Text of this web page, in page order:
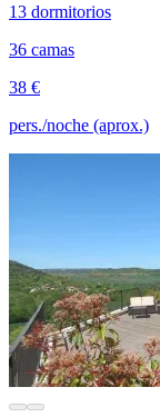
13 dormitorios
36 camas
38 €
pers./noche (aprox.)